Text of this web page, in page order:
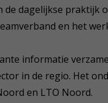
de dagelijkse
en het
informatie
in de regio. Het
en LTO Noord.